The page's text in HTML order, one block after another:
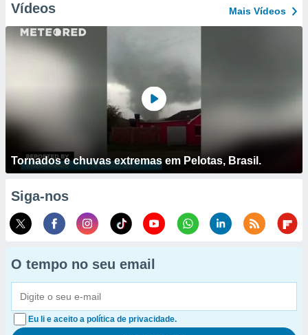
Vídeos Mais Vídeos
Tornados e chuvas extremas em Pelotas, Brasil.
Siga-nos
O tempo no seu email
Eu li e aceito a política de privacidade.